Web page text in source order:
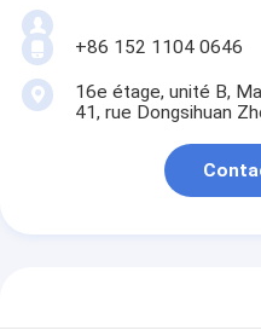
+86 152 1104 0646
16e étage, unité B,
41, rue Dongsihuan